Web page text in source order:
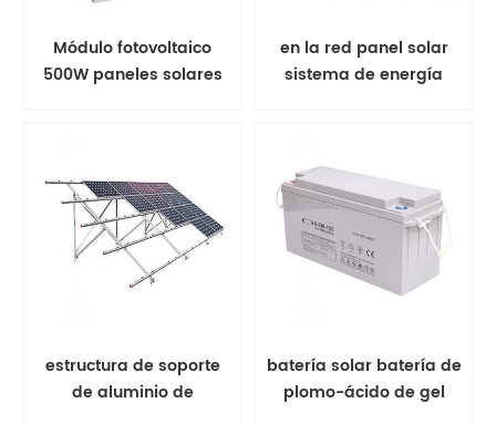
Módulo fotovoltaico
500W paneles solares
en la red panel solar
sistema de energía
estructura de soporte
de aluminio de
batería solar batería de
plomo-ácido de gel